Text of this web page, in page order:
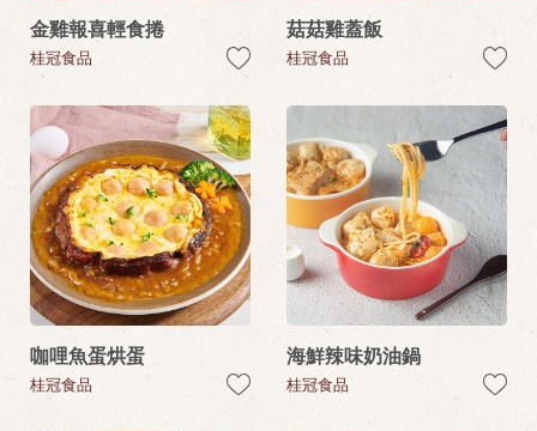
金雞報喜輕食捲
桂冠食品
菇菇雞蓋飯
桂冠食品
咖哩魚蛋烘蛋
桂冠食品
海鮮辣味奶油鍋
桂冠食品